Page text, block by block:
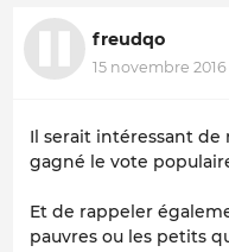
freudqo
15 novembre 2016
Il serait intéressant
gagné le vote
Et de rappeler
pauvres ou les petits